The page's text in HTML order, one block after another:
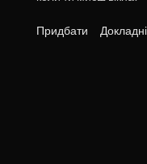
Придбати